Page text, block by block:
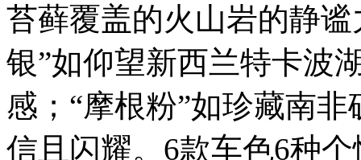
苔藓覆盖的火山岩的静
银”如仰望新西兰特卡波
感；“摩根粉”如珍藏南
信且闪耀。6款车色6种